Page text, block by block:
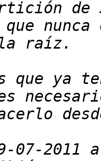
nunca
que ya
07-2011